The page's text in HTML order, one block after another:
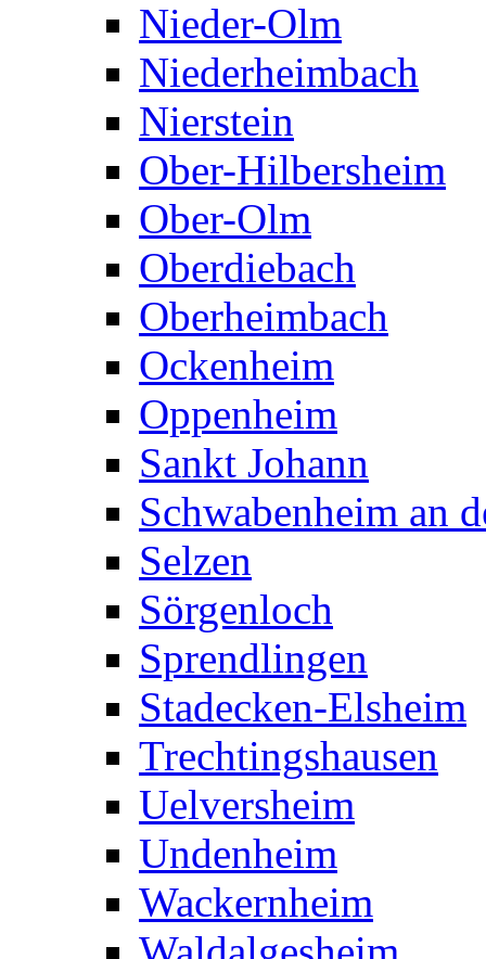
Nieder-Olm
Niederheimbach
Nierstein
Ober-Hilbersheim
Ober-Olm
Oberdiebach
Oberheimbach
Ockenheim
Oppenheim
Sankt Johann
Schwabenheim an
Selzen
Sörgenloch
Sprendlingen
Stadecken-Elsheim
Trechtingshausen
Uelversheim
Undenheim
Wackernheim